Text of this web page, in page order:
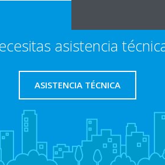
asistencia
ASISTENCIA TÉCNICA